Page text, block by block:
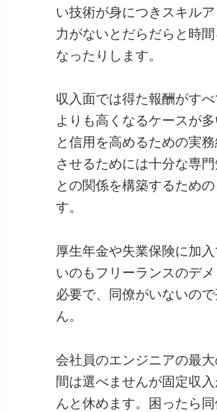
い技術が身につきスキル
力がないとだらだらと時
なったりします。
収入面では得た報酬がす
よりも高くなるケースが
と信用を高めるための実
させるためには十分な専
との関係を構築するため
す。
厚生年金や失業保険に加
いのもフリーランスのデ
必要で、同僚がいないの
ん。
会社員のエンジニアの最
間は選べませんが固定収
んと休めます。困ったら